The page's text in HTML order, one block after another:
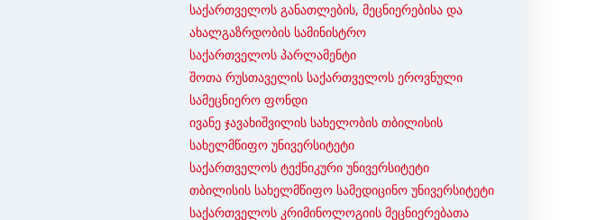
საქართველოს განათლების, მეცნიერებისა და
ახალგაზრდობის სამინისტრო
საქართველოს პარლამენტი
შოთა რუსთაველის საქართველოს ეროვნული
სამეცნიერო ფონდი
ივანე ჯავახიშვილის სახელობის თბილისის
სახელმწიფო უნივერსიტეტი
საქართველოს ტექნიკური უნივერსიტეტი
თბილისის სახელმწიფო სამედიცინო უნივერსიტეტი
საქართველოს კრიმინოლოგიის მეცნიერებათა